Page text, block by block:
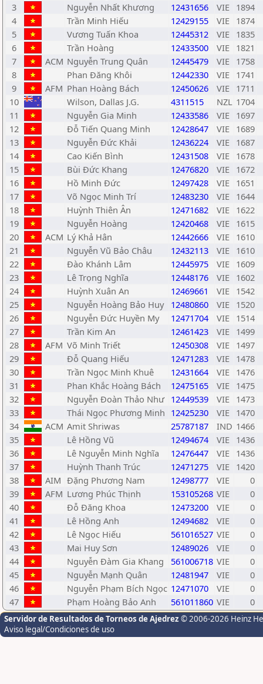
3
Nguyễn Nhất Khương 12431656 VIE 1894
4
Trần Minh Hiếu 12429155 VIE 1874
5
Vương Tuấn Khoa 12445312 VIE 1835
6
Trần Hoàng 12433500 VIE 1821
7
ACM Nguyễn Trung Quân 12445479 VIE 1758
8
Phan Đăng Khôi 12442330 VIE 1741
9
AFM Phan Hoàng Bách 12450626 VIE 1711
10
Wilson, Dallas J.G. 4311515 NZL 1704
11
Nguyễn Gia Minh 12433586 VIE 1697
12
Đỗ Tiến Quang Minh 12428647 VIE 1689
13
Nguyễn Đức Khải 12436224 VIE 1687
14
Cao Kiến Bình 12431508 VIE 1678
15
Bùi Đức Khang 12476820 VIE 1672
16
Hồ Minh Đức 12497428 VIE 1651
17
Võ Ngọc Minh Trí 12483230 VIE 1644
18
Huỳnh Thiên Ân 12471682 VIE 1622
19
Nguyễn Hoàng 12420468 VIE 1615
20
ACM Lý Khả Hân 12442666 VIE 1610
21
Nguyễn Vũ Bảo Châu 12432113 VIE 1610
22
Đào Khánh Lâm 12445975 VIE 1609
23
Lê Trọng Nghĩa 12448176 VIE 1602
24
Huỳnh Xuân An 12469661 VIE 1542
25
Nguyễn Hoàng Bảo Huy 12480860 VIE 1520
26
Nguyễn Đức Huyền My 12471704 VIE 1514
27
Trần Kim An 12461423 VIE 1499
28
AFM Võ Minh Triết 12450308 VIE 1497
29
Đỗ Quang Hiếu 12471283 VIE 1478
30
Trần Ngọc Minh Khuê 12431664 VIE 1476
31
Phan Khắc Hoàng Bách 12475165 VIE 1475
32
Nguyễn Đoàn Thảo Như 12449539 VIE 1473
33
Thái Ngọc Phương Minh 12425230 VIE 1470
34
ACM Amit Shriwas 25787187 IND 1466
35
Lê Hồng Vũ 12494674 VIE 1436
36
Lê Nguyễn Minh Nghĩa 12476447 VIE 1436
37
Huỳnh Thanh Trúc 12471275 VIE 1420
38
AIM Đặng Phương Nam 12498777 VIE
0
39
AFM Lương Phúc Thịnh 153105268 VIE
0
40
Đỗ Đăng Khoa 12473200 VIE
0
41
Lê Hồng Anh 12494682 VIE
0
42
Lê Ngọc Hiếu 561016527 VIE
0
43
Mai Huy Sơn 12489026 VIE
0
44
Nguyễn Đàm Gia Khang 561006718 VIE
0
45
Nguyễn Mạnh Quân 12481947 VIE
0
46
Nguyễn Phạm Bích Ngọc 12471070 VIE
0
47
Phạm Hoàng Bảo Anh 561011860 VIE 0
Servidor de Resultados de Torneos de Ajedrez © 2006-2026 Heinz
Aviso legal/Condiciones de uso